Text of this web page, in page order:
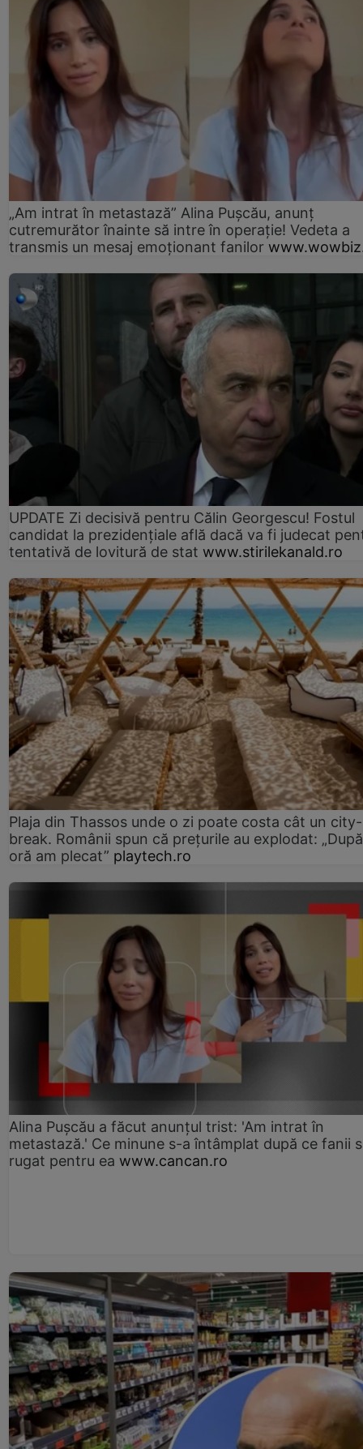
„Am intrat în metastază” Alina Pușcău, anunț
cutremurător înainte să intre în operație! Vedeta a
transmis un mesaj emoționant fanilor
UPDATE Zi decisivă pentru Călin Georgescu! Fostul
candidat la prezidențiale află dacă va fi judecat
tentativă de lovitură de stat www.stirilekanald.ro
Plaja din Thassos unde o zi poate costa cât un city-
break. Românii spun că prețurile au explodat:
oră am plecat” playtech.ro
Alina Pușcău a făcut anunțul trist: 'Am intrat în
metastază.' Ce minune s-a întâmplat după ce fanii
rugat pentru ea www.cancan.ro